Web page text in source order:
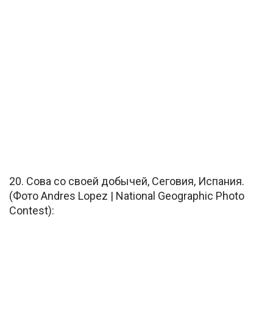
20. Сова со своей добычей, Сеговия, Испания.
(Фото Andres Lopez | National Geographic Photo
Contest):